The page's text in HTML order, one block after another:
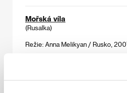
Mořská víla
(Rusalka)
Režie: Anna Melikyan / Rusko,